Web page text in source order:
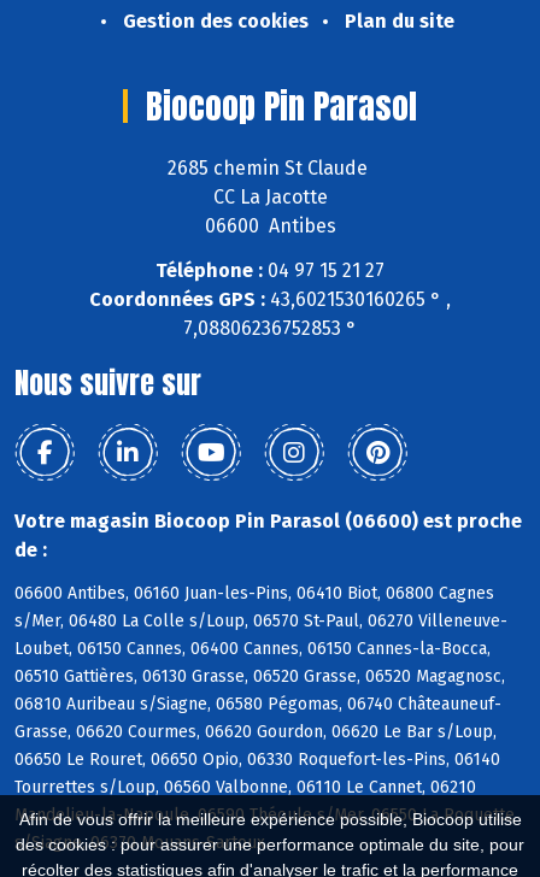
Afin de vous offrir la meilleure expérience possible, Biocoop utilise
des cookies : pour assurer une performance optimale du site, pour
récolter des statistiques afin d'analyser le trafic et la performance
Gestion des cookies
Plan du site
Biocoop Pin Parasol
2685 chemin St Claude
CC La Jacotte
06600 Antibes
Téléphone : 04 97 15 21 27
Coordonnées GPS : 43,6021530160265 ° ,
7,08806236752853 °
Nous suivre sur
Votre magasin Biocoop Pin Parasol (06600) est proche
de :
06600 Antibes, 06160 Juan-les-Pins, 06410 Biot, 06800 Cagnes
s/Mer, 06480 La Colle s/Loup, 06570 St-Paul, 06270 Villeneuve-
Loubet, 06150 Cannes, 06400 Cannes, 06150 Cannes-la-Bocca,
06510 Gattières, 06130 Grasse, 06520 Grasse, 06520 Magagnosc,
06810 Auribeau s/Siagne, 06580 Pégomas, 06740 Châteauneuf-
Grasse, 06620 Courmes, 06620 Gourdon, 06620 Le Bar s/Loup,
06650 Le Rouret, 06650 Opio, 06330 Roquefort-les-Pins, 06140
Tourrettes s/Loup, 06560 Valbonne, 06110 Le Cannet, 06210
Mandelieu-la-Napoule, 06590 Théoule s/Mer, 06550 La Roquette
s/Siagne, 06370 Mouans-Sartoux